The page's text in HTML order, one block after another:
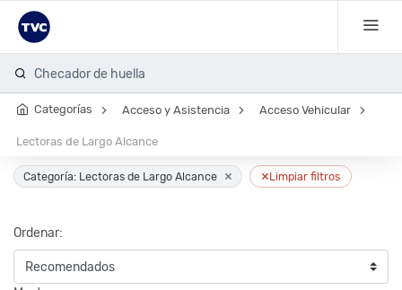
Checador de huella
Categorías Acceso y Asistencia Acceso Vehicular
Lectoras de Largo Alcance
Categoría: Lectoras de Largo Alcance × ×Limpiar filtros
Ordenar: